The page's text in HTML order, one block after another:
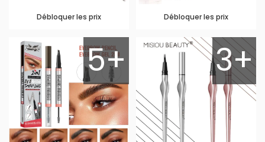
Débloquer les prix Débloquer les prix
5+ 3+